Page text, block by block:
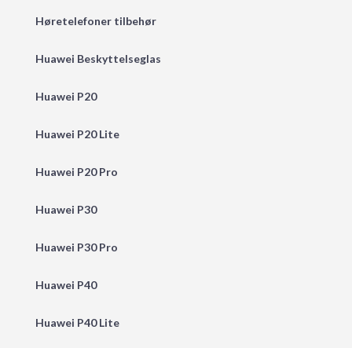
Høretelefoner tilbehør
Huawei Beskyttelseglas
Huawei P20
Huawei P20 Lite
Huawei P20 Pro
Huawei P30
Huawei P30 Pro
Huawei P40
Huawei P40 Lite